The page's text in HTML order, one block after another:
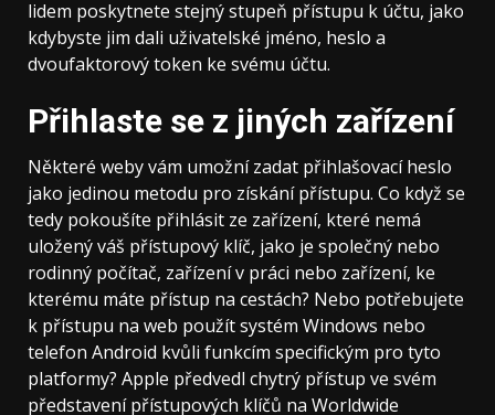
lidem poskytnete stejný stupeň přístupu k účtu, jako
kdybyste jim dali uživatelské jméno, heslo a
dvoufaktorový token ke svému účtu.
Přihlaste se z jiných zařízení
Některé weby vám umožní zadat přihlašovací heslo
jako jedinou metodu pro získání přístupu. Co když se
tedy pokoušíte přihlásit ze zařízení, které nemá
uložený váš přístupový klíč, jako je společný nebo
rodinný počítač, zařízení v práci nebo zařízení, ke
kterému máte přístup na cestách? Nebo potřebujete
k přístupu na web použít systém Windows nebo
telefon Android kvůli funkcím specifickým pro tyto
platformy? Apple předvedl chytrý přístup ve svém
představení přístupových klíčů na Worldwide